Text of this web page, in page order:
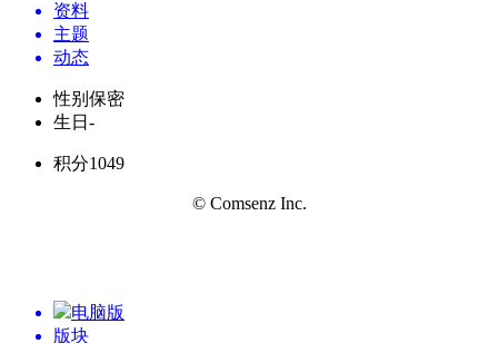
资料
主题
动态
性别 保密
生日 -
积分1049
© Comsenz Inc.
电脑版
版块